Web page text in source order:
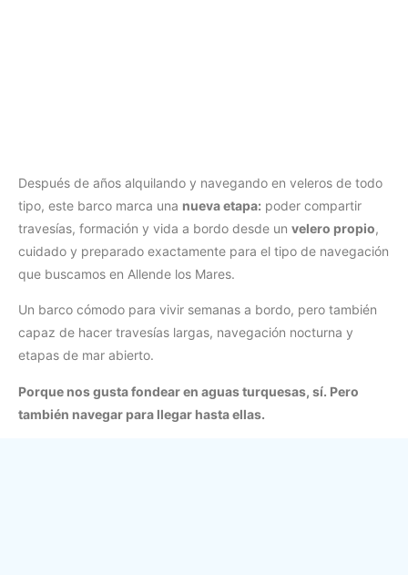
Después de años alquilando y navegando en veleros de todo
tipo, este barco marca una nueva etapa: poder compartir
travesías, formación y vida a bordo desde un velero propio,
cuidado y preparado exactamente para el tipo de navegación
que buscamos en Allende los Mares.
Un barco cómodo para vivir semanas a bordo, pero también
capaz de hacer travesías largas, navegación nocturna y
etapas de mar abierto.
Porque nos gusta fondear en aguas turquesas, sí. Pero
también navegar para llegar hasta ellas.